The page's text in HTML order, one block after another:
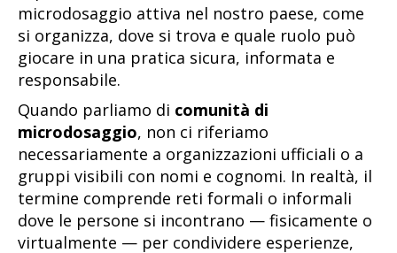
microdosaggio attiva nel nostro paese, come
si organizza, dove si trova e quale ruolo può
giocare in una pratica sicura, informata e
responsabile.
Quando parliamo di comunità di
microdosaggio, non ci riferiamo
necessariamente a organizzazioni ufficiali o a
gruppi visibili con nomi e cognomi. In realtà, il
termine comprende reti formali o informali
dove le persone si incontrano — fisicamente o
virtualmente — per condividere esperienze,